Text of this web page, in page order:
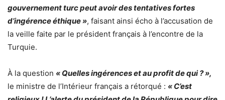
gouvernement turc peut avoir des tentatives fortes
d’ingérence éthique », faisant ainsi écho à l’accusation de
la veille faite par le président français à l’encontre de la
Turquie.
À la question « Quelles ingérences et au profit de qui ? »,
le ministre de l’Intérieur français a rétorqué : « C’est